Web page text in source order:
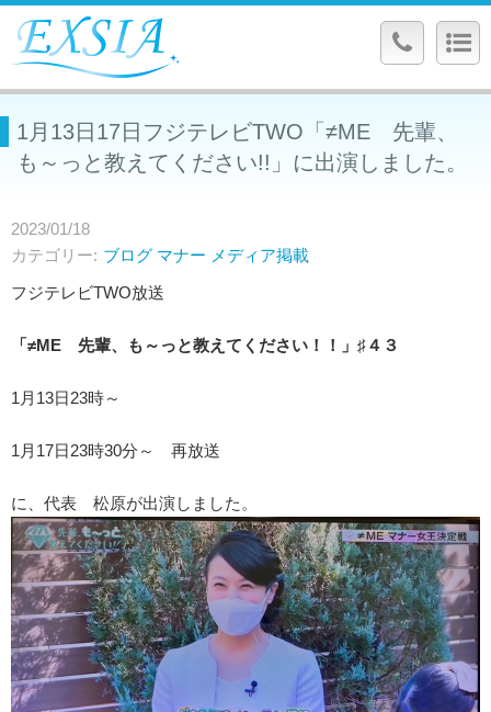
1月13日17日フジテレビTWO「≠ME 先輩、
も～っと教えてください!!」に出演しました。
2023/01/18
カテゴリー
ブログ マナー メディア掲載
フジテレビTWO放送
「≠ME 先輩、も～っと教えてください！！」♯４３
1月13日23時～
1月17日23時30分～ 再放送
に、代表 松原が出演しました。